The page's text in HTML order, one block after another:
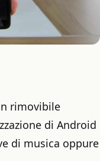
rimovibile
di Android
di musica oppure